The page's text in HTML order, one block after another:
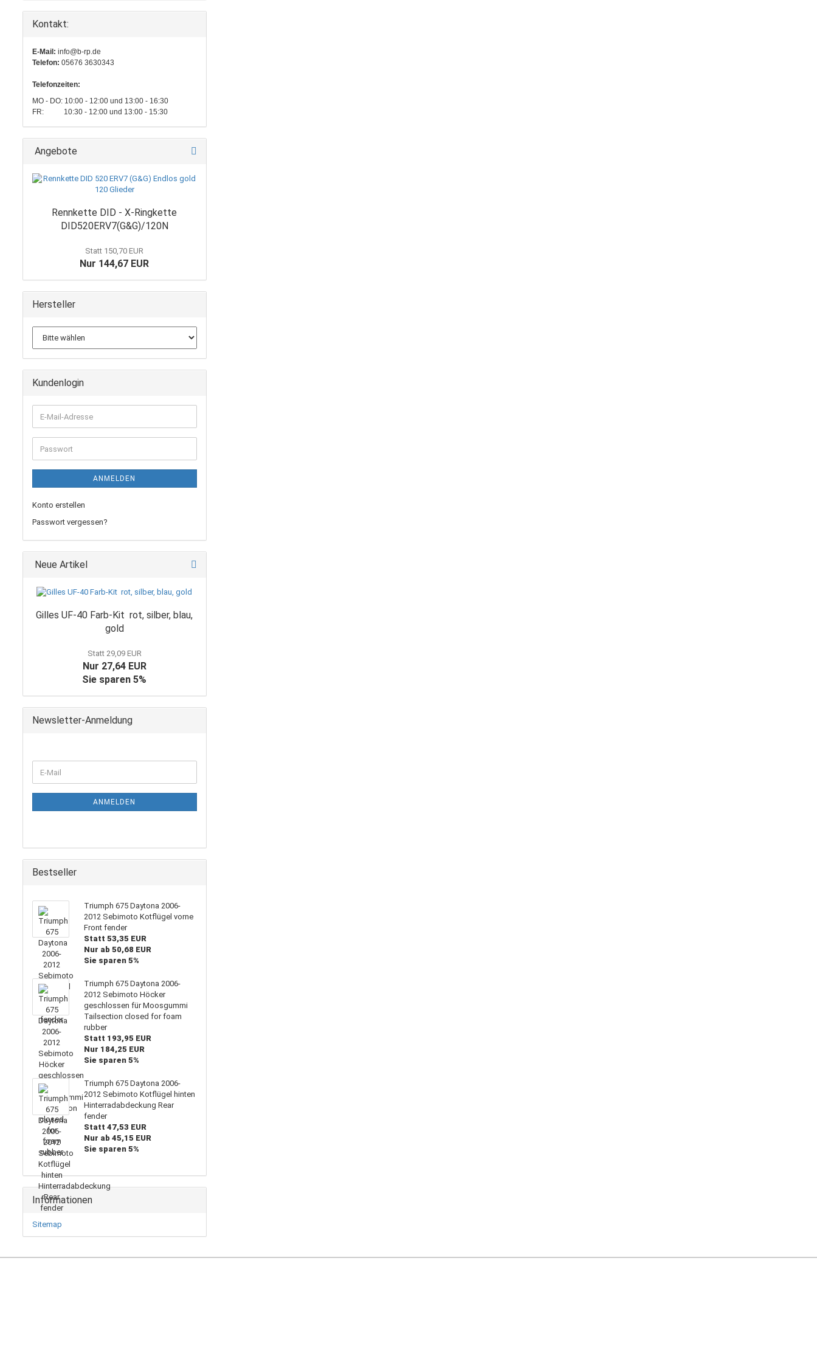
Kontakt:
E-Mail: info@b-rp.de
Telefon: 05676 3630343
Telefonzeiten:
MO - DO: 10:00 - 12:00 und 13:00 - 16:30
FR: 10:30 - 12:00 und 13:00 - 15:30
Angebote
Rennkette DID - X-Ringkette
DID520ERV7(G&G)/120N
Statt 150,70 EUR
Nur 144,67 EUR
Hersteller
Kundenlogin
E-
Mail-
Adresse
Passwort
ANMELDEN
Konto erstellen
Passwort vergessen?
Neue Artikel
Gilles UF-40 Farb-Kit rot, silber, blau,
gold
Statt 29,09 EUR
Nur 27,64 EUR
Sie sparen 5%
Newsletter-Anmeldung
ZUR
E-
Mail
ANMELDEN
Bestseller
Triumph 675 Daytona 2006-
2012 Sebimoto Kotflügel vorne
Front fender
Statt 53,35 EUR
Nur ab 50,68 EUR
Sie sparen 5%
Triumph 675 Daytona 2006-
2012 Sebimoto Höcker
geschlossen für Moosgummi
Tailsection closed for foam
rubber
Statt 193,95 EUR
Nur 184,25 EUR
Sie sparen 5%
Triumph 675 Daytona 2006-
2012 Sebimoto Kotflügel hinten
Hinterradabdeckung Rear
fender
Statt 47,53 EUR
Nur ab 45,15 EUR
Sie sparen 5%
Informationen
Sitemap